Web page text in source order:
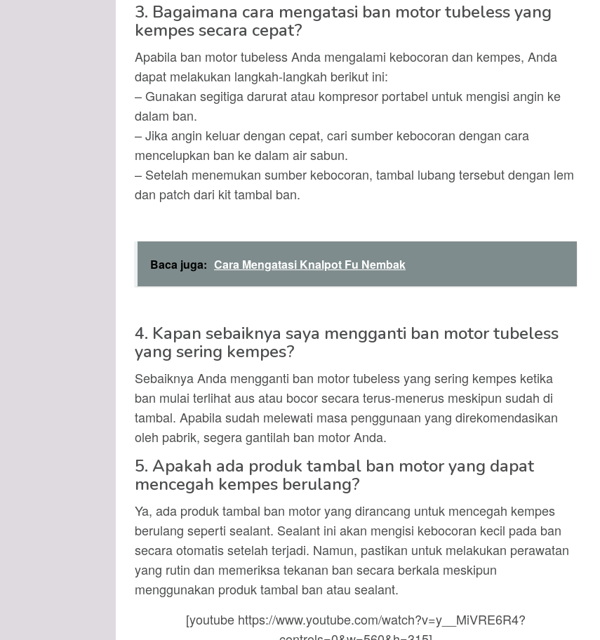
3. Bagaimana cara mengatasi ban motor tubeless yang
kempes secara cepat?
Apabila ban motor tubeless Anda mengalami kebocoran dan kempes, Anda
dapat melakukan langkah-langkah berikut ini:
– Gunakan segitiga darurat atau kompresor portabel untuk mengisi angin ke
dalam ban.
– Jika angin keluar dengan cepat, cari sumber kebocoran dengan cara
mencelupkan ban ke dalam air sabun.
– Setelah menemukan sumber kebocoran, tambal lubang tersebut dengan lem
dan patch dari kit tambal ban.
Baca juga: Cara Mengatasi Knalpot Fu Nembak
4. Kapan sebaiknya saya mengganti ban motor tubeless
yang sering kempes?
Sebaiknya Anda mengganti ban motor tubeless yang sering kempes ketika
ban mulai terlihat aus atau bocor secara terus-menerus meskipun sudah di
tambal. Apabila sudah melewati masa penggunaan yang direkomendasikan
oleh pabrik, segera gantilah ban motor Anda.
5. Apakah ada produk tambal ban motor yang dapat
mencegah kempes berulang?
Ya, ada produk tambal ban motor yang dirancang untuk mencegah kempes
berulang seperti sealant. Sealant ini akan mengisi kebocoran kecil pada ban
secara otomatis setelah terjadi. Namun, pastikan untuk melakukan perawatan
yang rutin dan memeriksa tekanan ban secara berkala meskipun
menggunakan produk tambal ban atau sealant.
[youtube https://www.youtube.com/watch?v=y__MiVRE6R4?